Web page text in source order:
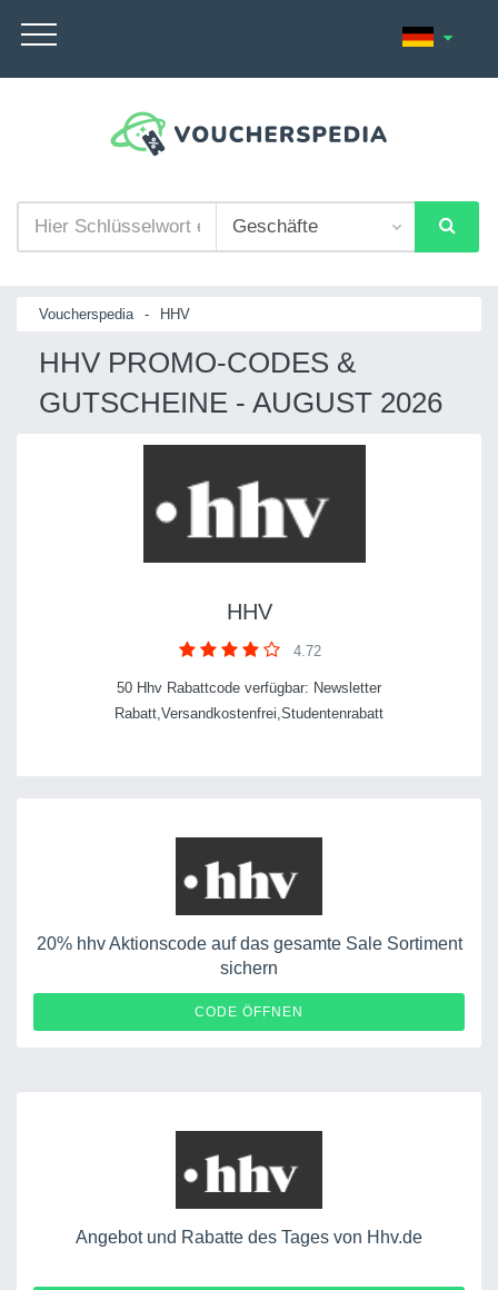
Voucherspedia - HHV
HHV PROMO-CODES &
GUTSCHEINE - AUGUST 2026
HHV
4.72
50 Hhv Rabattcode verfügbar: Newsletter
Rabatt,Versandkostenfrei,Studentenrabatt
20% hhv Aktionscode auf das gesamte Sale Sortiment
sichern
CODE ÖFFNEN
Angebot und Rabatte des Tages von Hhv.de